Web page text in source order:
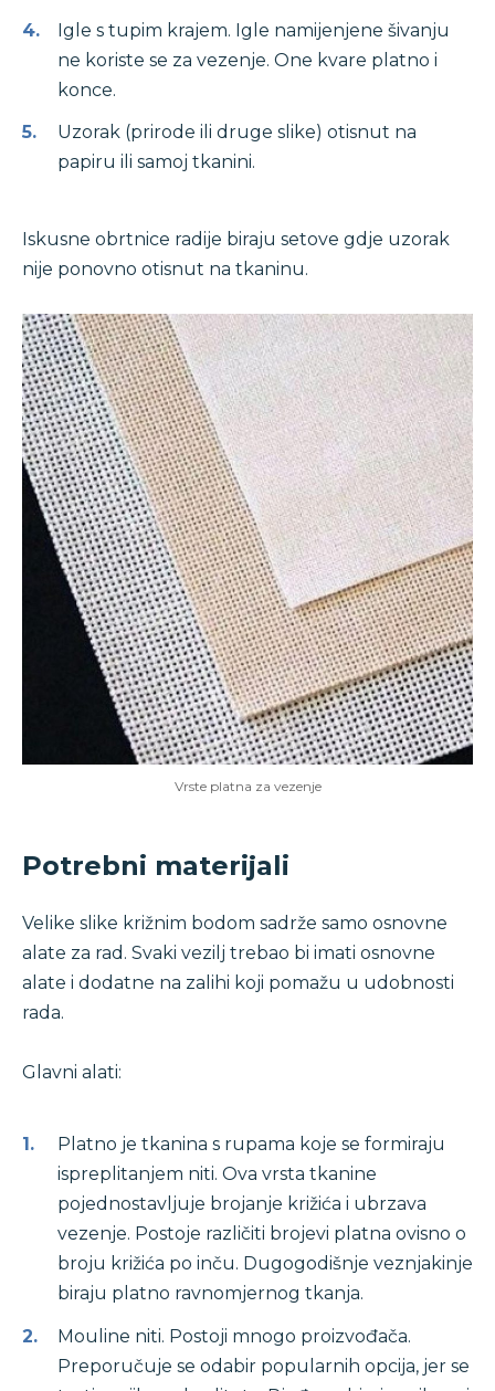
Igle s tupim krajem. Igle namijenjene šivanju
ne koriste se za vezenje. One kvare platno i
konce.
Uzorak (prirode ili druge slike) otisnut na
papiru ili samoj tkanini.
Iskusne obrtnice radije biraju setove gdje uzorak
nije ponovno otisnut na tkaninu.
Vrste platna za vezenje
Potrebni materijali
Velike slike križnim bodom sadrže samo osnovne
alate za rad. Svaki vezilj trebao bi imati osnovne
alate i dodatne na zalihi koji pomažu u udobnosti
rada.
Glavni alati:
Platno je tkanina s rupama koje se formiraju
ispreplitanjem niti. Ova vrsta tkanine
pojednostavljuje brojanje križića i ubrzava
vezenje. Postoje različiti brojevi platna ovisno o
broju križića po inču. Dugogodišnje veznjakinje
biraju platno ravnomjernog tkanja.
Mouline niti. Postoji mnogo proizvođača.
Preporučuje se odabir popularnih opcija, jer se